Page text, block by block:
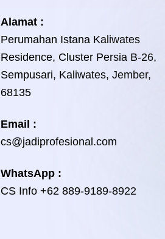
Alamat :
Perumahan Istana Kaliwates
Residence, Cluster Persia B-26,
Sempusari, Kaliwates, Jember,
68135
Email :
cs@jadiprofesional.com
WhatsApp :
CS Info+62 889-9189-8922